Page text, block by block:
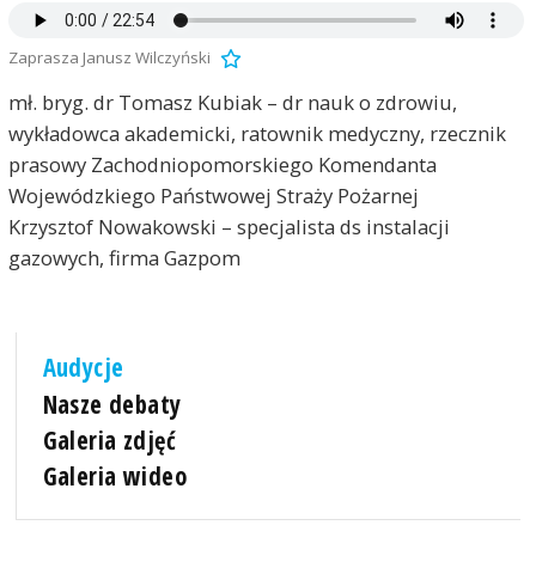
Zaprasza Janusz Wilczyński
mł. bryg. dr Tomasz Kubiak – dr nauk o zdrowiu,
wykładowca akademicki, ratownik medyczny, rzecznik
prasowy Zachodniopomorskiego Komendanta
Wojewódzkiego Państwowej Straży Pożarnej
Krzysztof Nowakowski – specjalista ds instalacji
gazowych, firma Gazpom
Audycje
Nasze debaty
Galeria zdjęć
Galeria wideo